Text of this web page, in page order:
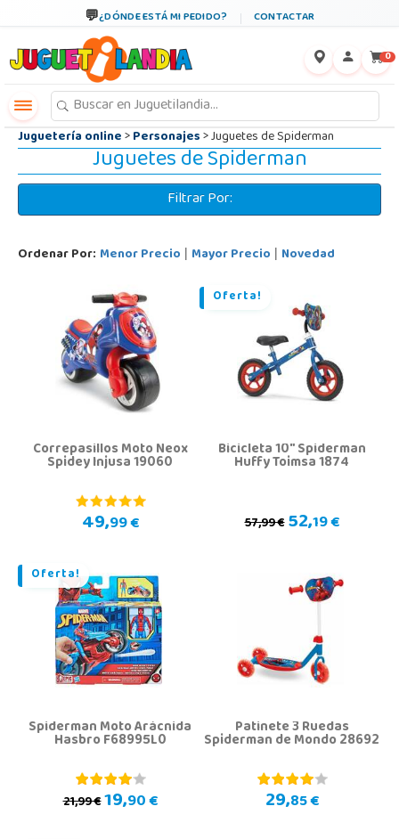
¿DÓNDE ESTÁ MI PEDIDO? CONTACTAR
0
Juguetería online>Personajes> Juguetes de Spiderman
Juguetes de Spiderman
Filtrar Por:
Ordenar Por: Menor Precio | Mayor Precio | Novedad
Correpasillos Moto Neox
Spidey Injusa 19060
49,99 €
Oferta!
Bicicleta 10" Spiderman
Huffy Toimsa 1874
57,99 €52,19 €
Oferta!
Spiderman Moto Arácnida
Hasbro F68995L0
21,99 €19,90 €
Patinete 3 Ruedas
Spiderman de Mondo 28692
29,85 €